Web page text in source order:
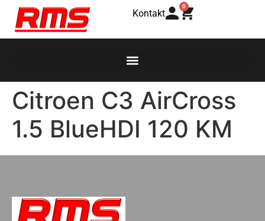
Kontakt
0
Citroen C3 AirCross
1.5 BlueHDI 120 KM